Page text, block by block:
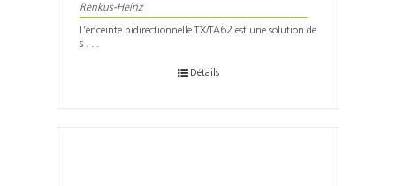
Renkus-Heinz
L’enceinte bidirectionnelle TX/TA62 est une solution de
s . . .
Détails